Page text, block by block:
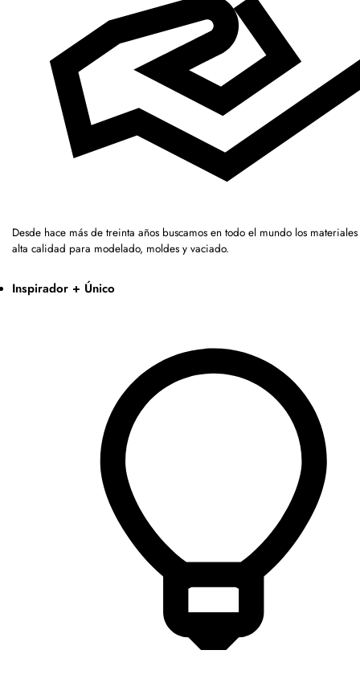
Desde hace más de treinta años buscamos en todo el mundo los
alta calidad para modelado, moldes y vaciado.
Inspirador + Único